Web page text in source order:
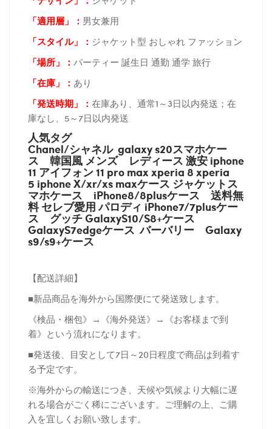
「適用層」： 男女兼用
「スタイル」： ジャケット型 おしゃれ ファッション
「場所 」： パーティー 誕生日 通勤 通学 旅行
「在庫 」： あり
「発送時期 」： 在庫あり、通常1～3日以内発送；在
庫なし、5～7日以内発送
人気タグ
Chanel/シャネル galaxy s20スマホケー
ス 韓国風 メンズ レディース 激安 iphone
11 アイフォン 11 pro max xperia 8 xperia
5 iphone X/xr/xs maxケース ジャケットス
マホケース iPhone8/8plusケース 送料無
料 セレブ愛用 パロディ iPhone7/7plusケー
ス グッチGalaxyS10/S8+ケース
GalaxyS7edgeケース バーバリー Galaxy
s9/s9+ケース
【配送詳細】
■新品商品を海外から国際便にて発送致します。
《検品・梱包》→《海外発送》→《お客様まで到
着》という流れになります。
■発送後、目安として7日～20日程度で商品は到着す
る予定です。
※海外からの輸送につき、天候や気候より大幅に遅
れる場合がごく稀にございます。ご理解の上、ご購
入を宜しくお願い致します。